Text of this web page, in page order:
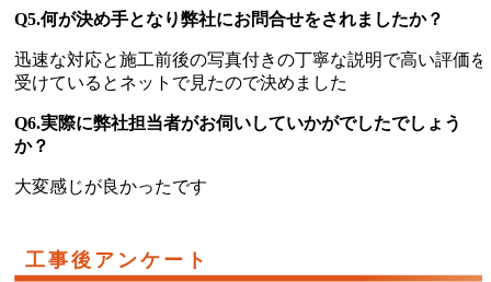
Q5.何が決め手となり弊社にお問合せをされましたか？
迅速な対応と施工前後の写真付きの丁寧な説明で高い評価を
受けているとネットで見たので決めました
Q6.実際に弊社担当者がお伺いしていかがでしたでしょう
か？
大変感じが良かったです
工事後アンケート